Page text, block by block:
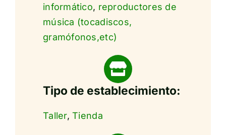
informático, reproductores de
música (tocadiscos,
gramófonos,etc)
Tipo de establecimiento:
Taller,Tienda